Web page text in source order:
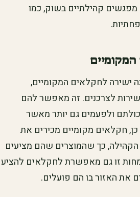
קהילתיים בשוק, כמו
ישירה לחקלאים המקומיים,
לצרכנים. זה מאפשר להם
ולפעמים גם יותר מאשר
חקלאים מקומיים מכירים את
כך שהמוצרים שהם מציעים
זו גם מאפשרת לחקלאים להציע
את האזור בו הם פועלים.